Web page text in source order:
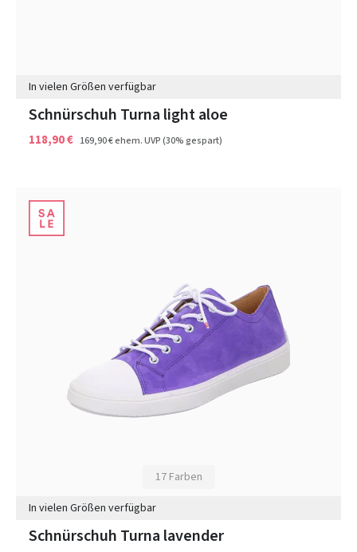
In vielen Größen verfügbar
Schnürschuh Turna light aloe
118,90 € 169,90 €ehem. UVP(30% gespart)
17 Farben
In vielen Größen verfügbar
Schnürschuh Turna lavender